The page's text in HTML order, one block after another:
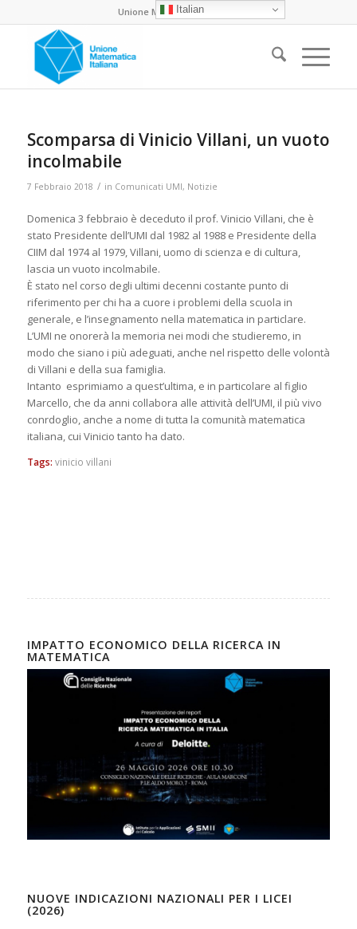
Unione Matematica Italiana
Scomparsa di Vinicio Villani, un vuoto
incolmabile
7 Febbraio 2018 / in Comunicati UMI, Notizie
Domenica 3 febbraio è deceduto il prof. Vinicio Villani, che è
stato Presidente dell’UMI dal 1982 al 1988 e Presidente della
CIIM dal 1974 al 1979, Villani, uomo di scienza e di cultura,
lascia un vuoto incolmabile.
È stato nel corso degli ultimi decenni costante punto di
riferimento per chi ha a cuore i problemi della scuola in
generale, e l’insegnamento nella matematica in particlare.
L’UMI ne onorerà la memoria nei modi che studieremo, in
modo che siano i più adeguati, anche nel rispetto delle volontà
di Villani e della sua famiglia.
Intanto esprimiamo a quest’ultima, e in particolare al figlio
Marcello, che da anni collabora alle attività dell’UMI, il più vivo
conrdoglio, anche a nome di tutta la comunità matematica
italiana, cui Vinicio tanto ha dato.
Tags: vinicio villani
IMPATTO ECONOMICO DELLA RICERCA IN
MATEMATICA
NUOVE INDICAZIONI NAZIONALI PER I LICEI
(2026)
Italian